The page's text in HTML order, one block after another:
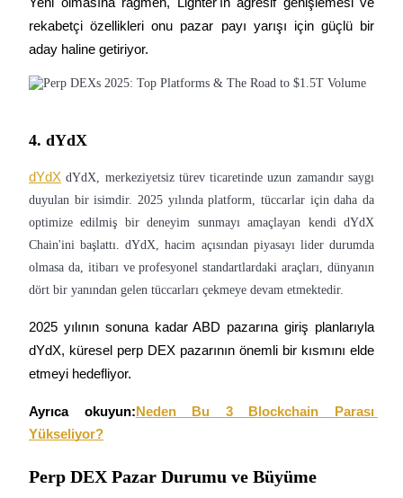
BTR Kilitleme
BTR sahiplerine özel yatırımlar
Krediler
Kripto destekli borçlanma hizmeti
Otomatik Yatırım
rekabetçi özellikleri onu pazar payı yarışı için güçlü bir
aday haline getiriyor.
4. dYdX
dYdX dYdX, merkeziyetsiz türev ticaretinde uzun zamandır saygı
duyulan bir isimdir. 2025 yılında platform, tüccarlar için daha da
optimize edilmiş bir deneyim sunmayı amaçlayan kendi dYdX
Chain'ini başlattı. dYdX, hacim açısından piyasayı lider durumda
olmasa da, itibarı ve profesyonel standartlardaki araçları, dünyanın
dört bir yanından gelen tüccarları çekmeye devam etmektedir.
2025 yılının sonuna kadar ABD pazarına giriş planlarıyla
dYdX, küresel perp DEX pazarının önemli bir kısmını elde
etmeyi hedefliyor.
Ayrıca okuyun:Neden Bu 3 Blockchain Parası
Yükseliyor?
Perp DEX Pazar Durumu ve Büyüme